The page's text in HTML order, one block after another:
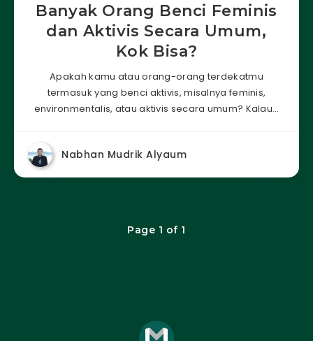
Banyak Orang Benci Feminis
dan Aktivis Secara Umum,
Kok Bisa?
Apakah kamu atau orang-orang terdekatmu
termasuk yang benci aktivis, misalnya feminis,
environmentalis, atau aktivis secara umum? Kalau…
Nabhan Mudrik Alyaum
Page 1 of 1